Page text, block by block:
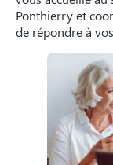
Ponthierry et
de répondre à